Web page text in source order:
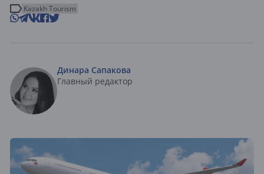
Kazakh Tourism
Динара Сапакова
Главный редактор